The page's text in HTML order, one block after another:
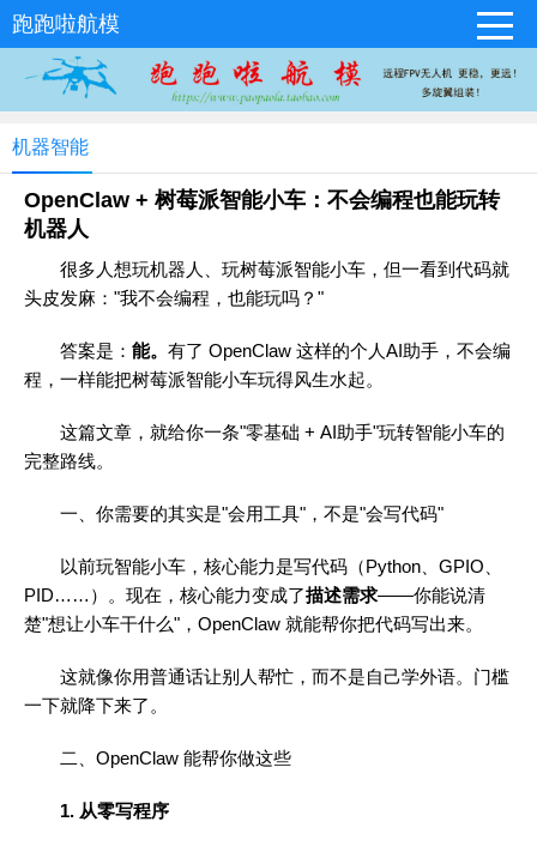
跑跑啦航模
机器智能
OpenClaw + 树莓派智能小车：不会编程也能玩转
机器人
很多人想玩机器人、玩树莓派智能小车，但一看到代码就
头皮发麻："我不会编程，也能玩吗？"
答案是： 能。 有了 OpenClaw 这样的个人AI助手，不会编
程，一样能把树莓派智能小车玩得风生水起。
这篇文章，就给你一条"零基础 + AI助手"玩转智能小车的
完整路线。
一、你需要的其实是"会用工具"，不是"会写代码"
以前玩智能小车，核心能力是写代码（Python、GPIO、
PID……）。现在，核心能力变成了描述需求——你能说清
楚"想让小车干什么"，OpenClaw 就能帮你把代码写出来。
这就像你用普通话让别人帮忙，而不是自己学外语。门槛
一下就降下来了。
二、OpenClaw 能帮你做这些
1. 从零写程序